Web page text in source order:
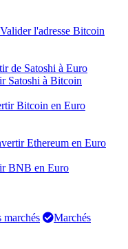
Valider l'adresse Bitcoin
de Satoshi à Euro
Satoshi à Bitcoin
Bitcoin en Euro
Ethereum en Euro
BNB en Euro
marchés
Marchés